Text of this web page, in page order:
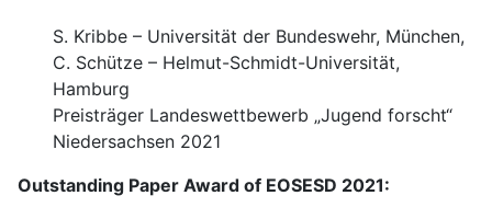
S. Kribbe – Universität der Bundeswehr, München,
C. Schütze – Helmut-Schmidt-Universität,
Hamburg
Preisträger Landeswettbewerb „Jugend forscht“
Niedersachsen 2021
Outstanding Paper Award of EOSESD 2021: